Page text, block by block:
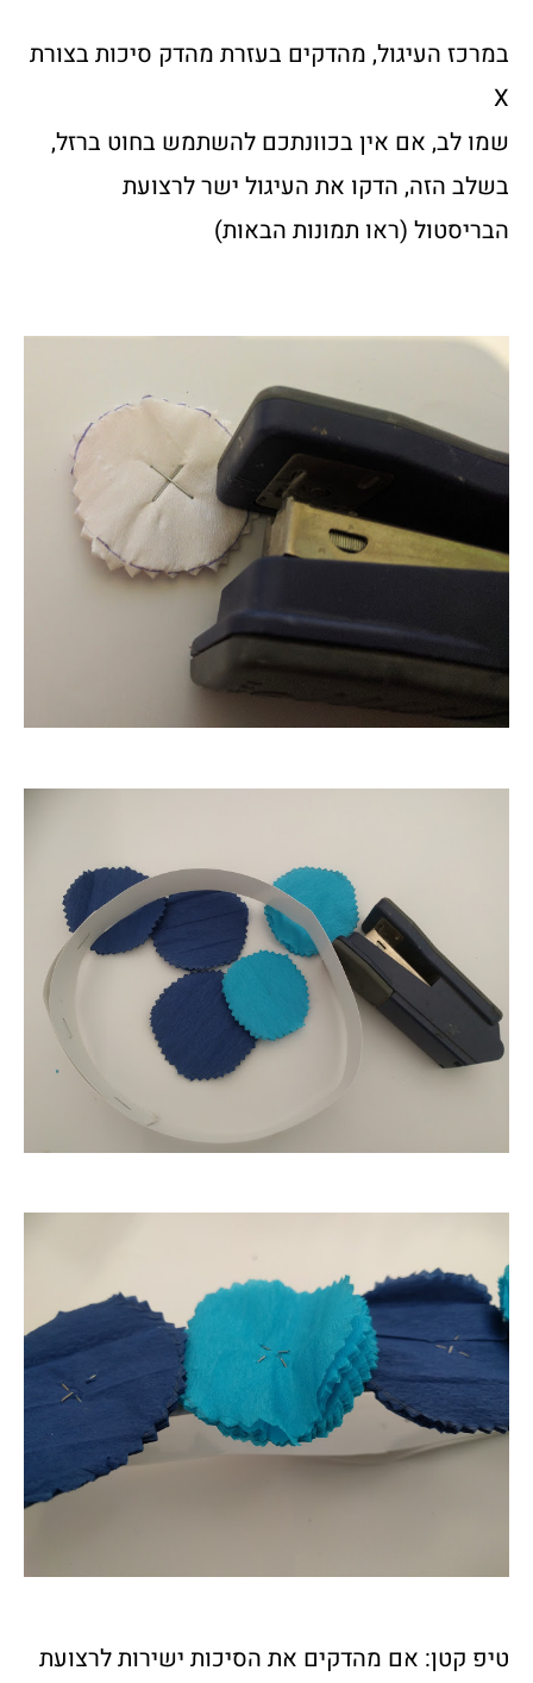
במרכז העיגול, מהדקים בעזרת מהדק סיכות בצורת
X
שמו לב, אם אין בכוונתכם להשתמש בחוט ברזל,
בשלב הזה, הדקו את העיגול ישר לרצועת
הבריסטול (ראו תמונות הבאות)
טיפ קטן: אם מהדקים את הסיכות ישירות לרצועת